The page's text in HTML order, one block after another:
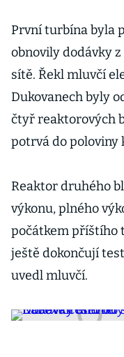
První turbína byla
obnovily dodávky
sítě. Řekl mluvčí
Dukovanech byly
čtyř reaktorových
potrvá do poloviny
Reaktor druhého
výkonu, plného
počátkem příštího
ještě dokončují
uvedl mluvčí.